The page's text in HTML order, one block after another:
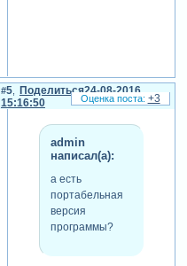
Поделиться
5
24-08-2016
15:16:50
admin
написал(а):
а есть
портабельная
версия
программы?
+3